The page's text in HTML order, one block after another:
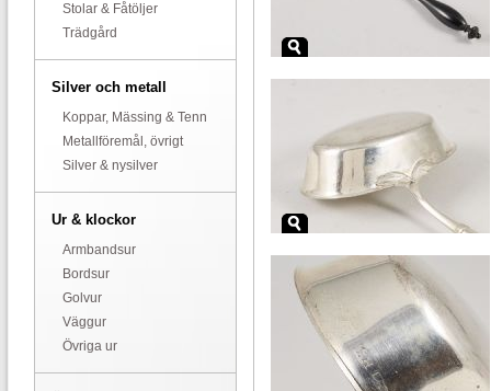
Stolar & Fåtöljer
Trädgård
Silver och metall
Koppar, Mässing & Tenn
Metallföremål, övrigt
Silver & nysilver
Ur & klockor
Armbandsur
Bordsur
Golvur
Väggur
Övriga ur